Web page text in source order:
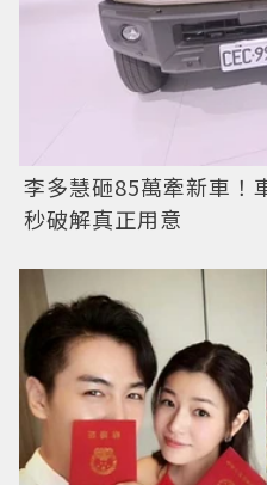
李多慧砸85萬牽新車
秒破解真正用意